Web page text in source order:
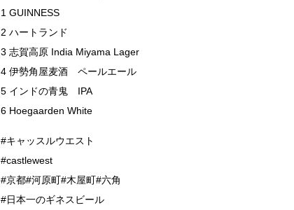
1 GUINNESS
2 ハートランド
3 志賀高原 India Miyama Lager
4 伊勢角屋麦酒 ペールエール
5 インドの青鬼 IPA
6 Hoegaarden White
#キャッスルウエスト
#castlewest
#京都#河原町#木屋町#六角
#日本一のギネスビール